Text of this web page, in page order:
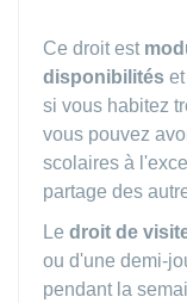
Ce droit est
disponibilités
si vous habitez
vous pouvez
scolaires à
partage des
Le droit de
ou d'une demi-
pendant la